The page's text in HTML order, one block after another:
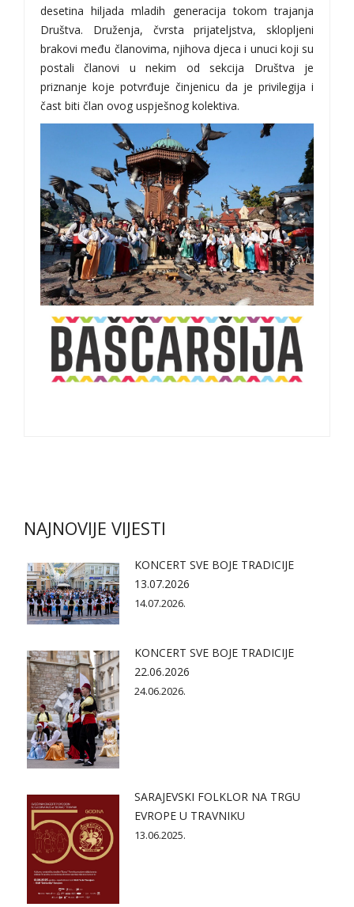
desetina hiljada mladih generacija tokom trajanja
Društva. Druženja, čvrsta prijateljstva, sklopljeni
brakovi među članovima, njihova djeca i unuci koji su
postali članovi u nekim od sekcija Društva je
priznanje koje potvrđuje činjenicu da je privilegija i
čast biti član ovog uspješnog kolektiva.
NAJNOVIJE VIJESTI
KONCERT SVE BOJE TRADICIJE
13.07.2026
14.07.2026.
KONCERT SVE BOJE TRADICIJE
22.06.2026
24.06.2026.
SARAJEVSKI FOLKLOR NA TRGU
EVROPE U TRAVNIKU
13.06.2025.